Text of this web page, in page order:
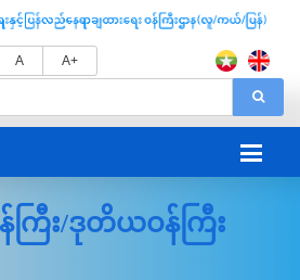
A A+
ကြီး/ဒုတိယဝန်ကြီး